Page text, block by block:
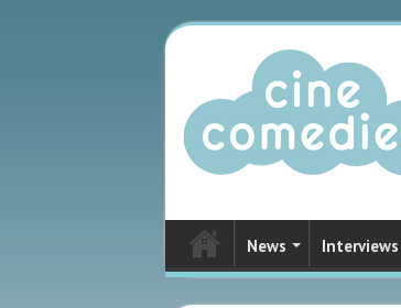
News Interviews